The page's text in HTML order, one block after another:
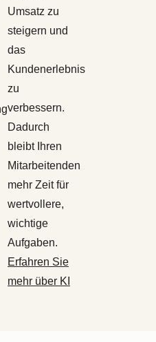
Umsatz zu
steigern und
das
Kundenerlebnis
zu
verbessern.
Dadurch
bleibt Ihren
Mitarbeitenden
mehr Zeit für
wertvollere,
wichtige
Aufgaben.
Erfahren Sie
mehr über KI